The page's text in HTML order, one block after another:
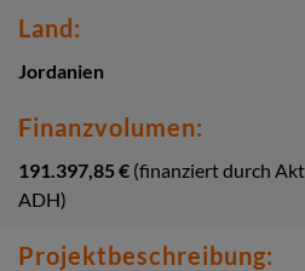
Land:
Jordanien
Finanzvolumen:
191.397,85 € (finanziert durch
ADH)
Projektbeschreibung: